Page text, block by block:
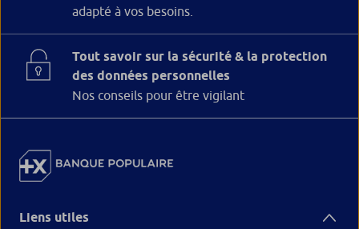
adapté à vos besoins.
Tout savoir sur la sécurité & la protection
des données personnelles
Nos conseils pour être vigilant
Liens utiles